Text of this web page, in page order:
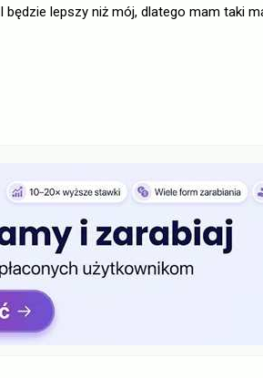
lepszy niż mój, dlatego mam taki